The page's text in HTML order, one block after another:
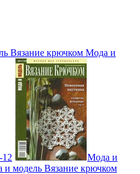
Вязание крючком Мода и
Мода и
модель Вязание крючком